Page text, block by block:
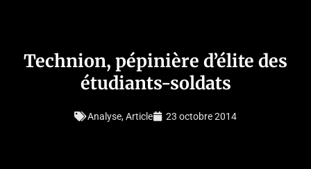
Technion, pépinière d’élite des
étudiants-soldats
Analyse,Article 23 octobre 2014